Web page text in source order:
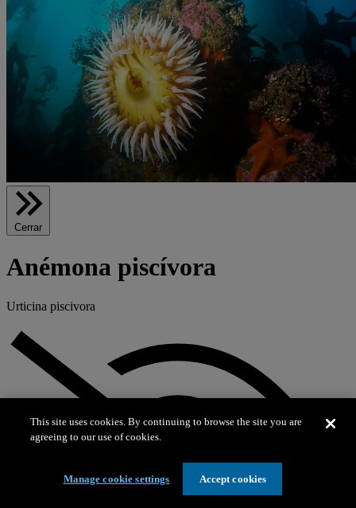
Cerrar
Anémona piscívora
Urticina piscivora
This site uses cookies. By continuing to browse the site you are
agreeing to our use of cookies.
Manage cookie settings Accept cookies